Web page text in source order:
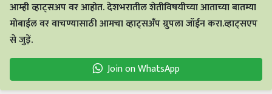
आम्ही व्हाट्सअप वर आहोत. देशभरातील शेतीविषयीच्या आताच्या बातम्या
मोबाईल वर वाचण्यासाठी आमचा व्हाट्सअँप ग्रुपला जॉईन करा.व्हाट्सएप
से जुड़ें.
Join on WhatsApp